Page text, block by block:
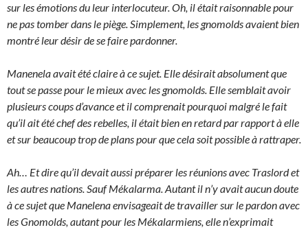
sur les émotions du leur interlocuteur. Oh, il était raisonnable pour
ne pas tomber dans le piège. Simplement, les gnomolds avaient bien
montré leur désir de se faire pardonner.
Manenela avait été claire à ce sujet. Elle désirait absolument que
tout se passe pour le mieux avec les gnomolds. Elle semblait avoir
plusieurs coups d’avance et il comprenait pourquoi malgré le fait
qu’il ait été chef des rebelles, il était bien en retard par rapport à elle
et sur beaucoup trop de plans pour que cela soit possible à rattraper.
Ah… Et dire qu’il devait aussi préparer les réunions avec Traslord et
les autres nations. Sauf Mékalarma. Autant il n’y avait aucun doute
à ce sujet que Manelena envisageait de travailler sur le pardon avec
les Gnomolds, autant pour les Mékalarmiens, elle n’exprimait